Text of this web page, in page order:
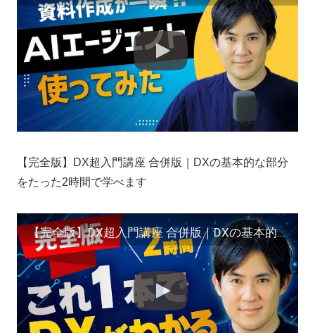
【完全版】DX超入門講座 合併版｜DXの基本的な部分
をたった2時間で学べます
【完全版】DX超入門講座 合併版｜DXの基本的な部分をたった2時間で学べます